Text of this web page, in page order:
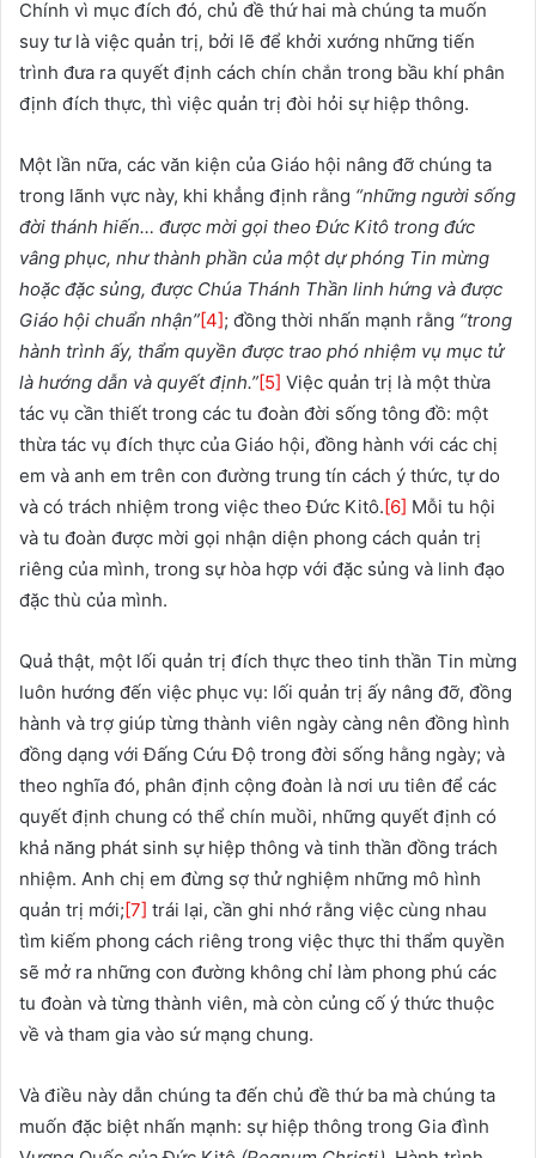
Chính vì mục đích đó, chủ đề thứ hai mà chúng ta muốn
suy tư là việc quản trị, bởi lẽ để khởi xướng những tiến
trình đưa ra quyết định cách chín chắn trong bầu khí phân
định đích thực, thì việc quản trị đòi hỏi sự hiệp thông.
Một lần nữa, các văn kiện của Giáo hội nâng đỡ chúng ta
trong lãnh vực này, khi khẳng định rằng “những người sống
đời thánh hiến… được mời gọi theo Đức Kitô trong đức
vâng phục, như thành phần của một dự phóng Tin mừng
hoặc đặc sủng, được Chúa Thánh Thần linh hứng và được
Giáo hội chuẩn nhận”[4]; đồng thời nhấn mạnh rằng “trong
hành trình ấy, thẩm quyền được trao phó nhiệm vụ mục tử
là hướng dẫn và quyết định.”[5] Việc quản trị là một thừa
tác vụ cần thiết trong các tu đoàn đời sống tông đồ: một
thừa tác vụ đích thực của Giáo hội, đồng hành với các chị
em và anh em trên con đường trung tín cách ý thức, tự do
và có trách nhiệm trong việc theo Đức Kitô.[6] Mỗi tu hội
và tu đoàn được mời gọi nhận diện phong cách quản trị
riêng của mình, trong sự hòa hợp với đặc sủng và linh đạo
đặc thù của mình.
Quả thật, một lối quản trị đích thực theo tinh thần Tin mừng
luôn hướng đến việc phục vụ: lối quản trị ấy nâng đỡ, đồng
hành và trợ giúp từng thành viên ngày càng nên đồng hình
đồng dạng với Đấng Cứu Độ trong đời sống hằng ngày; và
theo nghĩa đó, phân định cộng đoàn là nơi ưu tiên để các
quyết định chung có thể chín muồi, những quyết định có
khả năng phát sinh sự hiệp thông và tinh thần đồng trách
nhiệm. Anh chị em đừng sợ thử nghiệm những mô hình
quản trị mới;[7] trái lại, cần ghi nhớ rằng việc cùng nhau
tìm kiếm phong cách riêng trong việc thực thi thẩm quyền
sẽ mở ra những con đường không chỉ làm phong phú các
tu đoàn và từng thành viên, mà còn củng cố ý thức thuộc
về và tham gia vào sứ mạng chung.
Và điều này dẫn chúng ta đến chủ đề thứ ba mà chúng ta
muốn đặc biệt nhấn mạnh: sự hiệp thông trong Gia đình